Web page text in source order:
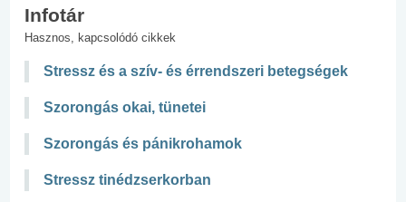
Infotár
Hasznos, kapcsolódó cikkek
Stressz és a szív- és érrendszeri betegségek
Szorongás okai, tünetei
Szorongás és pánikrohamok
Stressz tinédzserkorban